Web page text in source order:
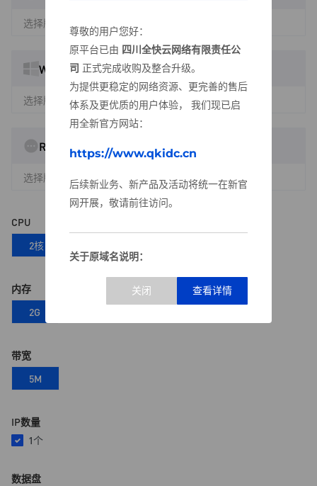
选择版本
Windows
选择版本
Rocky
选择版本
CPU
2核
内存
2G
带宽
5M
IP数量
1个
数据盘
尊敬的用户您好：
原平台已由 四川全快云网络有限责任公
司 正式完成收购及整合升级。
为提供更稳定的网络资源、更完善的售后
体系及更优质的用户体验， 我们现已启
用全新官方网站：
https://www.qkidc.cn
后续新业务、新产品及活动将统一在新官
网开展，敬请前往访问。
关于原域名说明：
原域名可继续正常登录
可继续管理现有服务器及业务